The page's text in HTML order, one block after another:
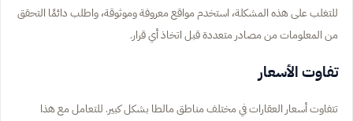
للتغلب على هذه المشكلة، استخدم مواقع معروفة وموثوقة، واطلب دائمًا التحقق
من المعلومات من مصادر متعددة قبل اتخاذ أي قرار.
تفاوت الأسعار
تتفاوت أسعار العقارات في مختلف مناطق مالطا بشكل كبير. للتعامل مع هذا